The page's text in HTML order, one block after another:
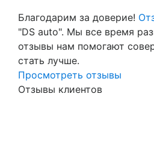
Благодарим за доверие!
"DS auto". Мы все время
отзывы нам помогают
стать лучше.
Просмотреть отзывы
Отзывы клиентов